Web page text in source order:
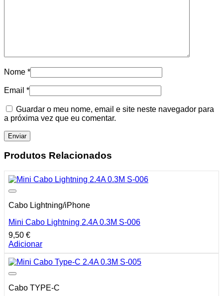
Nome *
Email *
Guardar o meu nome, email e site neste navegador para
a próxima vez que eu comentar.
Produtos Relacionados
Cabo Lightning/iPhone
Mini Cabo Lightning 2.4A 0.3M S-006
9,50 €
Adicionar
Cabo TYPE-C